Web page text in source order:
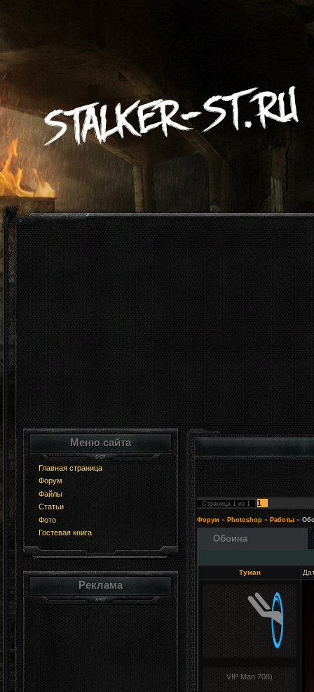
Меню сайта
Главная страница
Форум
Файлы
Статьи
Фото
Гостевая книга
Реклама
Страница 1 из 1 1
Форум » Photoshop » Работы »
Обоина
Туман
VIP Man 708)